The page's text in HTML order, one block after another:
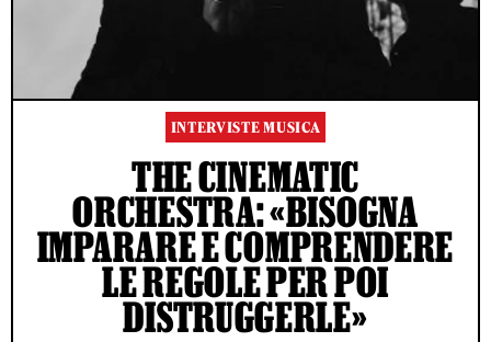
INTERVISTE MUSICA
THE CINEMATIC
ORCHESTRA: «BISOGNA
IMPARARE E COMPRENDERE
LE REGOLE PER POI
DISTRUGGERLE»